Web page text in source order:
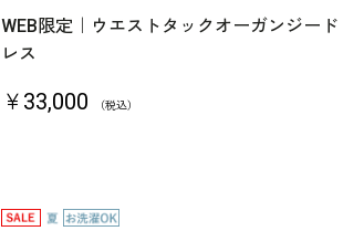
WEB限定｜ウエストタックオーガンジード
レス
￥33,000 （税込）